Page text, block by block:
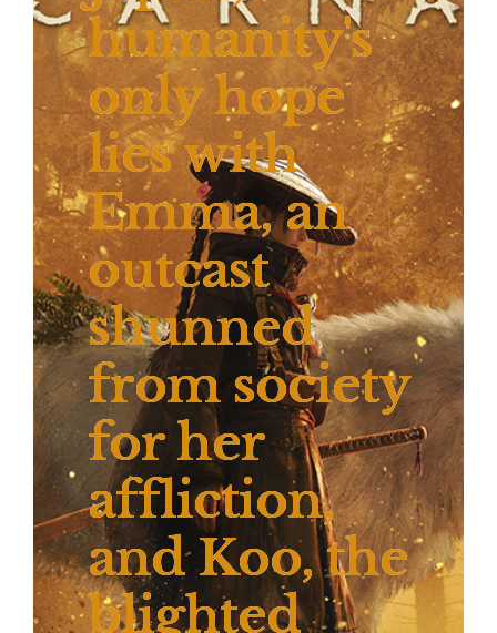
humanity's
only hope
lies with
Emma, an
outcast
shunned
from society
for her
affliction,
and Koo, the
blighted